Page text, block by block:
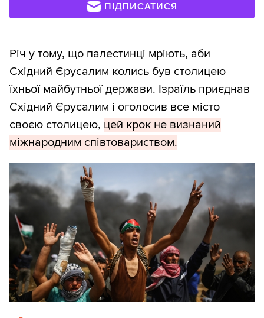
ПІДПИСАТИСЯ
Річ у тому, що палестинці мріють, аби
Східний Єрусалим колись був столицею
їхньої майбутньої держави. Ізраїль приєднав
Східний Єрусалим і оголосив все місто
своєю столицею, цей крок не визнаний
міжнародним співтовариством.